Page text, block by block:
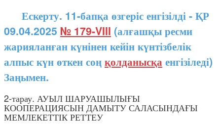
Ескерту. 11-бапқа өзгеріс енгізілді - ҚР
09.04.2025 № 179-VIII (алғашқы ресми
жарияланған күнінен кейін күнтізбелік
алпыс күн өткен соңқолданысқаенгізіледі)
Заңымен.
2-тарау. АУЫЛ ШАРУАШЫЛЫҒЫ
КООПЕРАЦИЯСЫН ДАМЫТУ САЛАСЫНДАҒЫ
МЕМЛЕКЕТТІК РЕТТЕУ